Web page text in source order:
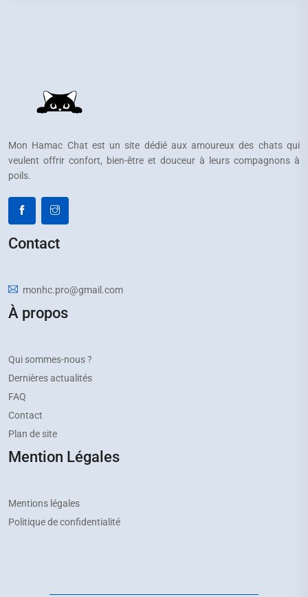
Mon Hamac Chat est un site dédié aux amoureux des chats qui
veulent offrir confort, bien-être et douceur à leurs compagnons à
poils.
Contact
monhc.pro@gmail.com
À propos
Qui sommes-nous ?
Dernières actualités
FAQ
Contact
Plan de site
Mention Légales
Mentions légales
Politique de confidentialité